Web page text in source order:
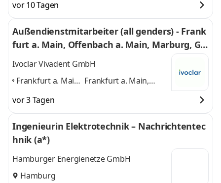
vor 10 Tagen
Außendienstmitarbeiter (all genders) - Frank
furt a. Main, Offenbach a. Main, Marburg, Go
tha
Ivoclar Vivadent GmbH
Frankfurt a. Main,
Main, Marburg,
Gotha,
Frankfurt a. Main,
weitere
vor 3 Tagen
Ingenieurin Elektrotechnik – Nachrichtentec
hnik (a*)
Hamburger Energienetze GmbH
Hamburg